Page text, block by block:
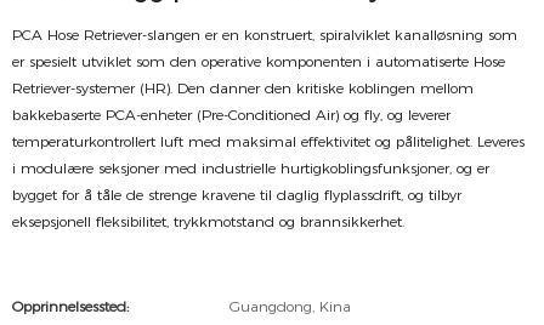
PCA Hose Retriever-slangen er en konstruert, spiralviklet kanalløsning som
er spesielt utviklet som den operative komponenten i automatiserte Hose
Retriever-systemer (HR). Den danner den kritiske koblingen mellom
bakkebaserte PCA-enheter (Pre-Conditioned Air) og fly, og leverer
temperaturkontrollert luft med maksimal effektivitet og pålitelighet. Leveres
i modulære seksjoner med industrielle hurtigkoblingsfunksjoner, og er
bygget for å tåle de strenge kravene til daglig flyplassdrift, og tilbyr
eksepsjonell fleksibilitet, trykkmotstand og brannsikkerhet.
Opprinnelsessted: Guangdong, Kina